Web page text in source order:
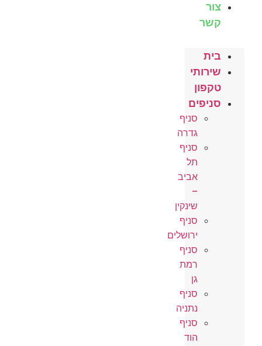
צור
קשר
בית
שירותי
טקפון
סניפים
סניף
גדרה
סניף
תל
אביב
–
שינקין
סניף
ירושלים
סניף
רמת
גן
סניף
נתניה
סניף
הוד